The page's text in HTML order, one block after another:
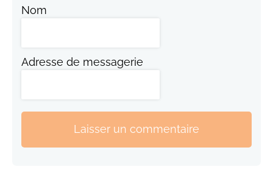
Nom
Adresse de messagerie
Laisser un commentaire